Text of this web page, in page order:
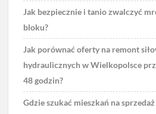
Jak bezpiecznie i tanio zwalczyć
bloku?
Jak porównać oferty na remont
hydraulicznych w Wielkopolsce
48 godzin?
Gdzie szukać mieszkań na